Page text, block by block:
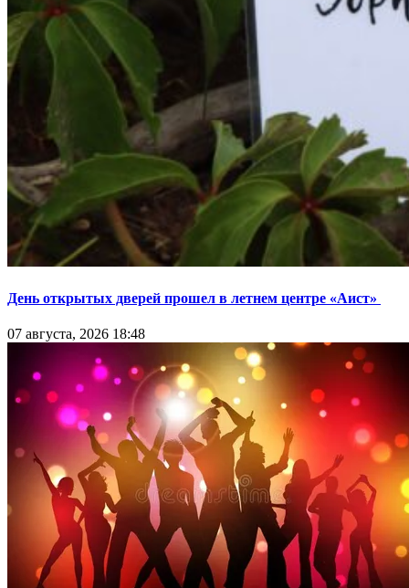
День открытых дверей прошел в летнем центре «Аист»
07 августа, 2026 18:48